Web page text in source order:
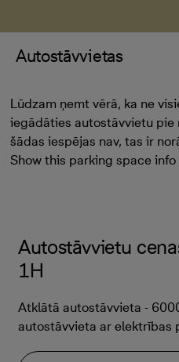
Autostāvvietas
Lūdzam ņemt vērā, ka ne
iegādāties autostāvvietu pie
šādas iespējas nav, tas ir
Show this parking space info
Autostāvvietu
1H
Atklātā autostāvvieta -
autostāvvieta ar elektrības